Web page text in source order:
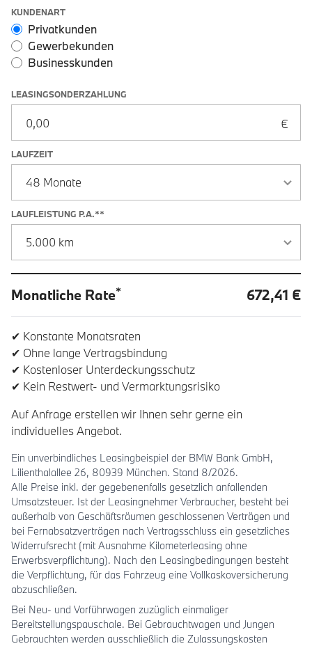
Leasingoptionen: Sonderzahlung und Laufzeit
KUNDENART
Privatkunden
Gewerbekunden
Businesskunden
LEASINGSONDERZAHLUNG
LAUFZEIT
LAUFLEISTUNG P.A.**
Monatliche Rate* 672,41 €
✔ Konstante Monatsraten
✔ Ohne lange Vertragsbindung
✔ Kostenloser Unterdeckungsschutz
✔ Kein Restwert- und Vermarktungsrisiko
Auf Anfrage erstellen wir Ihnen sehr gerne ein
individuelles Angebot.
Ein unverbindliches Leasingbeispiel der BMW Bank GmbH,
Lilienthalallee 26, 80939 München. Stand 8/2026.
Alle Preise inkl. der gegebenenfalls gesetzlich anfallenden
Umsatzsteuer. Ist der Leasingnehmer Verbraucher, besteht bei
außerhalb von Geschäftsräumen geschlossenen Verträgen und
bei Fernabsatzverträgen nach Vertragsschluss ein gesetzliches
Widerrufsrecht (mit Ausnahme Kilometerleasing ohne
Erwerbsverpflichtung). Nach den Leasingbedingungen besteht
die Verpflichtung, für das Fahrzeug eine Vollkaskoversicherung
abzuschließen.
Bei Neu- und Vorführwagen zuzüglich einmaliger
Bereitstellungspauschale. Bei Gebrauchtwagen und Jungen
Gebrauchten werden ausschließlich die Zulassungskosten